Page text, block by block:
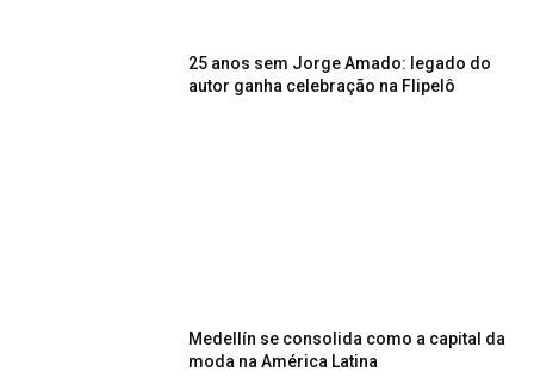
25 anos sem Jorge Amado: legado do
autor ganha celebração na Flipelô
Medellín se consolida como a capital da
moda na América Latina